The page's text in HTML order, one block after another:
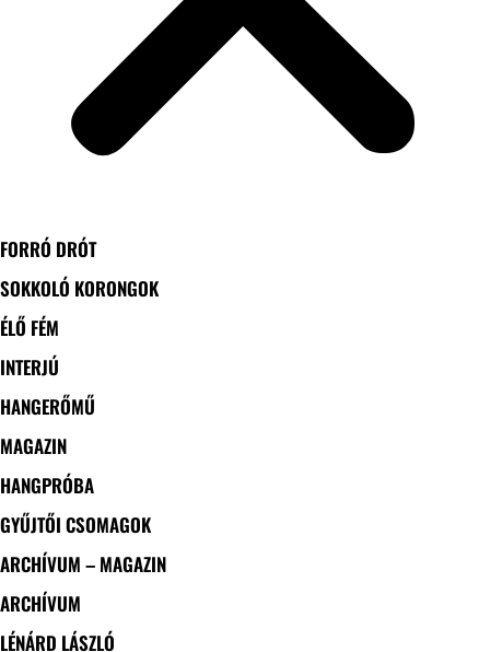
FORRÓ DRÓT
SOKKOLÓ KORONGOK
ÉLŐ FÉM
INTERJÚ
HANGERŐMŰ
MAGAZIN
HANGPRÓBA
GYŰJTŐI CSOMAGOK
ARCHÍVUM – MAGAZIN
ARCHÍVUM
LÉNÁRD LÁSZLÓ